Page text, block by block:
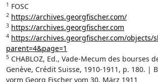
1 FOSC
2 https://archives.georgfischer.com/
3 https://archives.georgfischer.com
4 https://archives.georgfischer.com/objects/
parent=4&page=1
5 CHABLOZ, Ed., Vade-Mecum des bourses
Genève, Crédit Suisse, 1910-1911, p. 180. |
vorm Georg Fischer vom 30. März 1911